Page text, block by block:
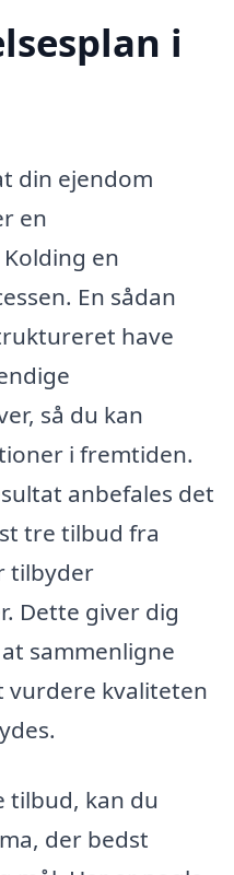
i
din ejendom
en
en
En sådan
have
så du kan
i fremtiden.
anbefales det
tre tilbud fra
tilbyder
Dette giver dig
sammenligne
vurdere kvaliteten
tilbud, kan du
der bedst